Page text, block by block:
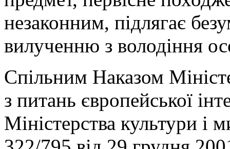
незаконним, підлягає
вилученню з володіння
Спільним Наказом
з питань європейської
Міністерства культури і